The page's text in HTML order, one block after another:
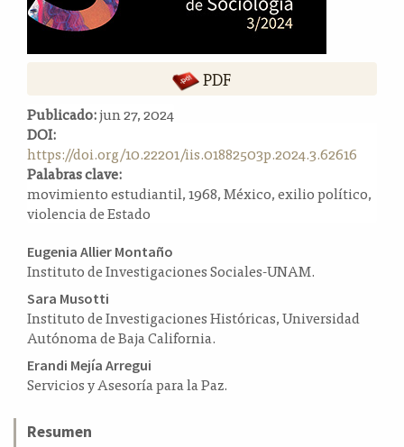
a
a
r
a
l
PDF
Publicado:jun 27, 2024
DOI:
https://doi.org/10.22201/iis.01882503p.2024.3.62616
Palabras clave:
movimiento estudiantil, 1968, México, exilio político,
violencia de Estado
Contenido
principal
del
artículo
Eugenia Allier Montaño
Instituto de Investigaciones Sociales-UNAM.
Sara Musotti
Instituto de Investigaciones Históricas, Universidad
Autónoma de Baja California.
Erandi Mejía Arregui
Servicios y Asesoría para la Paz.
Resumen